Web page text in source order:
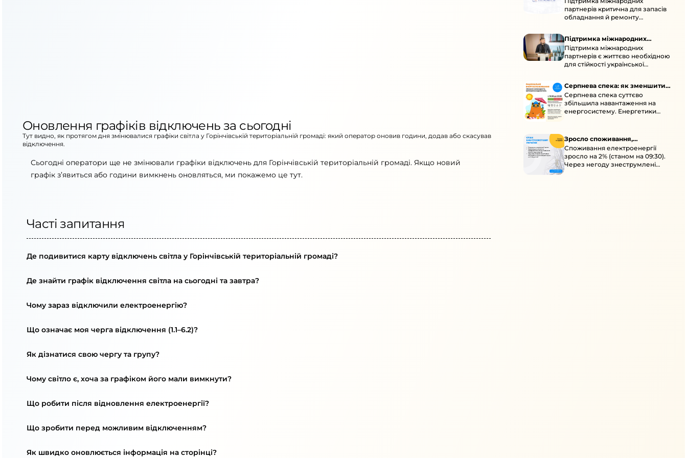
Оновлення графіків відключень за сьогодні
Тут видно, як протягом дня змінювалися графіки світла у Горінчівській територіальній громаді: який оператор оновив години, додав або скасував
відключення.
Сьогодні оператори ще не змінювали графіки відключень для Горінчівській територіальній громаді. Якщо новий
графік з’явиться або години вимкнень оновляться, ми покажемо це тут.
Часті запитання
Де подивитися карту відключень світла у Горінчівській територіальній громаді?
Де знайти графік відключення світла на сьогодні та завтра?
Чому зараз відключили електроенергію?
Що означає моя черга відключення (1.1–6.2)?
Як дізнатися свою чергу та групу?
Чому світло є, хоча за графіком його мали вимкнути?
Що робити після відновлення електроенергії?
Що зробити перед можливим відключенням?
Як швидко оновлюється інформація на сторінці?
підтримка для стійкості
енергосистеми
партнерів критична для запасів
обладнання й ремонту
Підтримка міжнародних
партнерів для стійкості
енергосистеми
Підтримка міжнародних
партнерів є життєво необхідною
для стійкості української
наступної зими.
Серпнева спека: як зменшити
навантаження
Серпнева спека суттєво
збільшила навантаження на
енергосистему. Енергетики
ощадливо споживати.
Зросло споживання,
знеструмлення через негоду й
атаки
Споживання електроенергії
зросло на 2% (станом на 09:30).
Через негоду знеструмлені
понад 70 населених пунктів.